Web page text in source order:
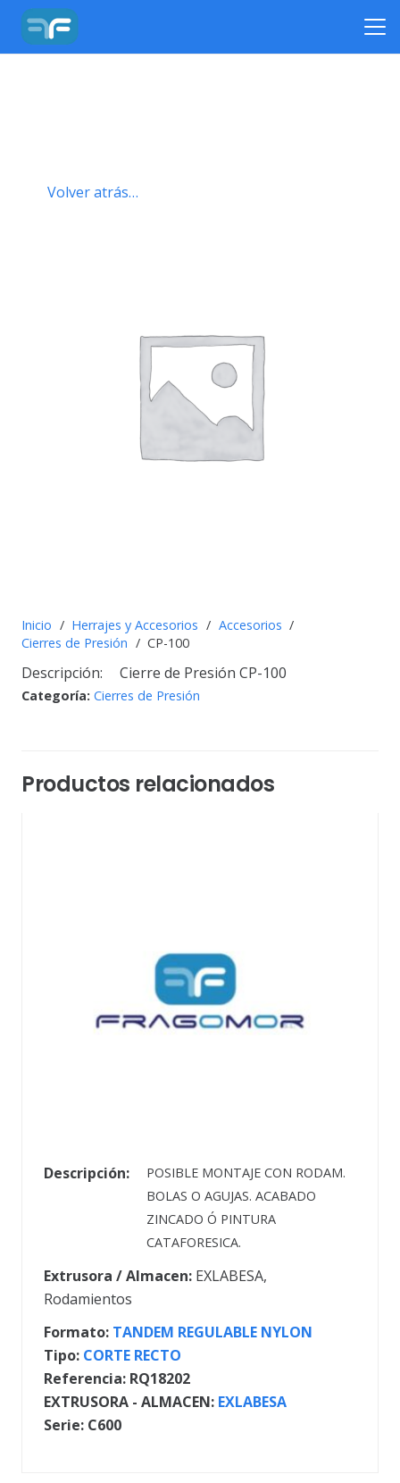
Volver atrás…
Inicio / Herrajes y Accesorios / Accesorios /
Cierres de Presión / CP-100
Descripción: Cierre de Presión CP-100
Categoría: Cierres de Presión
Productos relacionados
Descripción:
POSIBLE MONTAJE CON RODAM.
BOLAS O AGUJAS. ACABADO
ZINCADO Ó PINTURA
CATAFORESICA.
Extrusora / Almacen: EXLABESA,
Rodamientos
Formato: TANDEM REGULABLE NYLON
Tipo: CORTE RECTO
Referencia: RQ18202
EXTRUSORA - ALMACEN: EXLABESA
Serie: C600